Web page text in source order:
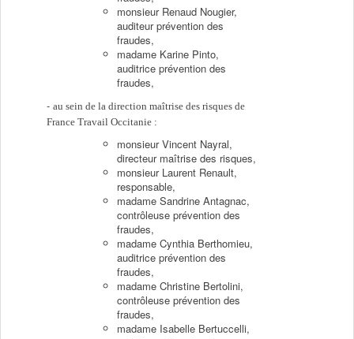
monsieur Renaud Nougier,
auditeur prévention des
fraudes,
madame Karine Pinto,
auditrice prévention des
fraudes,
au sein de la direction maîtrise des risques de
France Travail Occitanie :
monsieur Vincent Nayral,
directeur maîtrise des risques,
monsieur Laurent Renault,
responsable,
madame Sandrine Antagnac,
contrôleuse prévention des
fraudes,
madame Cynthia Berthomieu,
auditrice prévention des
fraudes,
madame Christine Bertolini,
contrôleuse prévention des
fraudes,
madame Isabelle Bertuccelli,